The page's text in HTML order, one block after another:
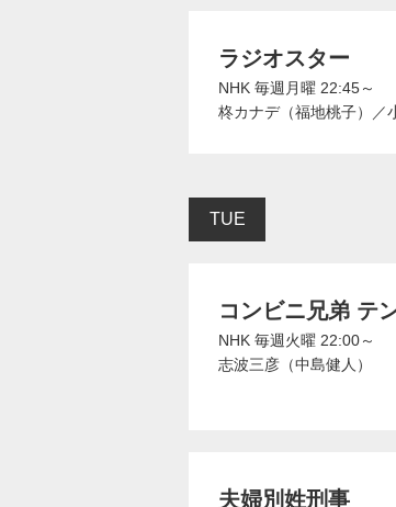
ラジオスター
NHK 毎週月曜 22:45～
柊カナデ（福地桃子）
／
TUE
コンビニ兄弟 テ
NHK 毎週火曜 22:00～
志波三彦（中島健人）
夫婦別姓刑事